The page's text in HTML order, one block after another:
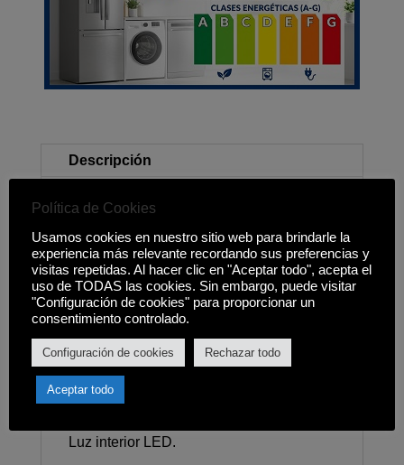
Descripción
Clasificación energética E
Dentro de un rango energético A ? G
Capacidad neta: 286L.
Consumo energético: 250kWh/a.
Tecnología: No Frost, Compresor
ProSmart Inverter.
Display electrónico en la puerta.
Luz interior LED.
Política de Cookies
Usamos cookies en nuestro sitio web para brindarle la
experiencia más relevante recordando sus preferencias y
visitas repetidas. Al hacer clic en "Aceptar todo", acepta el
uso de TODAS las cookies. Sin embargo, puede visitar
"Configuración de cookies" para proporcionar un
consentimiento controlado.
Configuración de cookies Rechazar todo
Aceptar todo